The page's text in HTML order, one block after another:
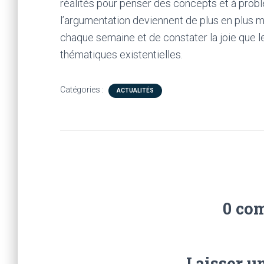
réalités pour penser des concepts et à
l’argumentation deviennent de plus en plus
chaque semaine et de constater la joie que
thématiques existentielles.
Catégories : ACTUALITÉS
0